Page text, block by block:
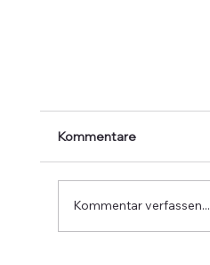
Kommentare
Kommentar verfassen...